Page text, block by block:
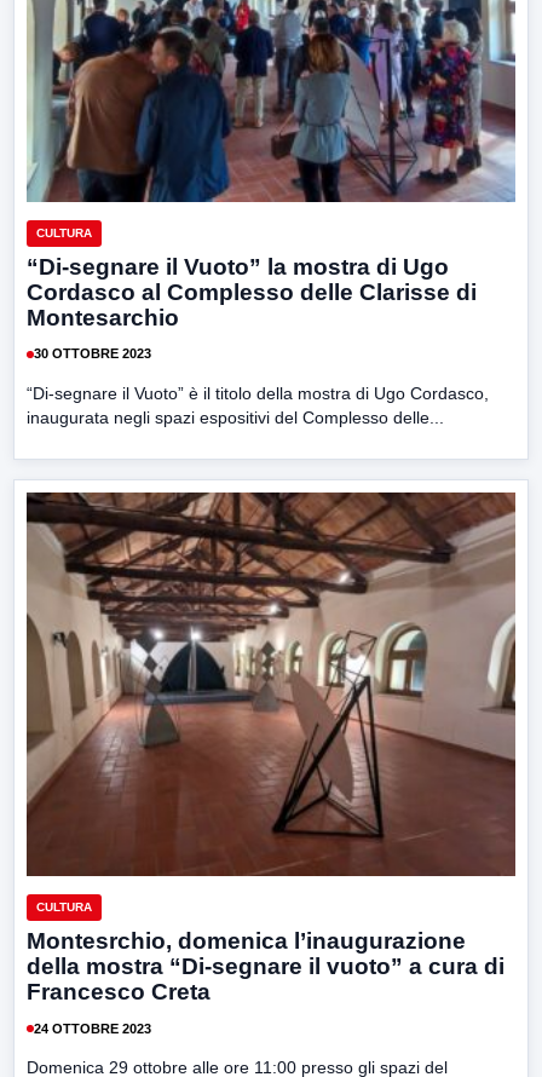
CULTURA
“Di-segnare il Vuoto” la mostra di Ugo
Cordasco al Complesso delle Clarisse di
Montesarchio
30 OTTOBRE 2023
“Di-segnare il Vuoto” è il titolo della mostra di Ugo Cordasco,
inaugurata negli spazi espositivi del Complesso delle...
CULTURA
Montesrchio, domenica l’inaugurazione
della mostra “Di-segnare il vuoto” a cura di
Francesco Creta
24 OTTOBRE 2023
Domenica 29 ottobre alle ore 11:00 presso gli spazi del